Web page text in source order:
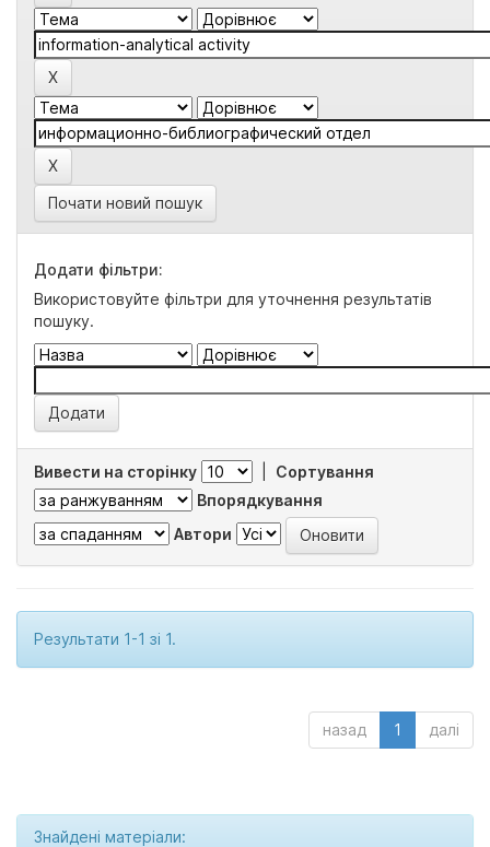
Почати новий пошук
Додати фільтри:
Використовуйте фільтри для уточнення результатів
пошуку.
Вивести на сторінку
Сортування
Впорядкування
Автори
Результати 1-1 зі 1.
назад 1 далі
Знайдені матеріали: